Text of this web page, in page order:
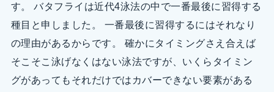
す。 バタフライは近代4泳法の中で一番最後に習得する
種目と申しました。 一番最後に習得するにはそれなり
の理由があるからです。 確かにタイミングさえ合えば
そこそこ泳げなくはない泳法ですが、いくらタイミン
グがあってもそれだけではカバーできない要素がある